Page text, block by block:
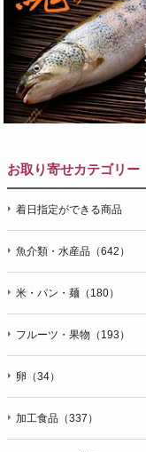
お取り寄せカテゴリー
着日指定ができる商品
魚介類・水産品（642）
米・パン・麺（180）
フルーツ・果物（193）
卵（34）
加工食品（337）